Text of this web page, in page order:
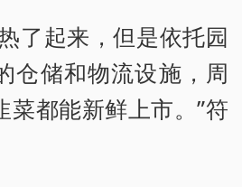
了起来，但是依托园
仓储和物流设施，周
菜都能新鲜上市。”符